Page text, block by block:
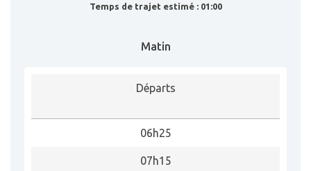
Temps de trajet estimé : 01:00
Matin
Départs
06h25
07h15